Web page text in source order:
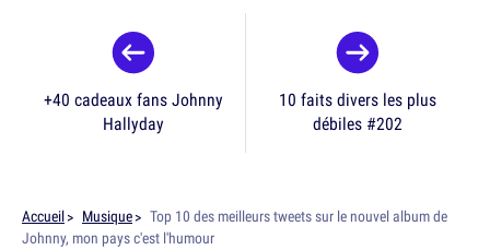
+40 cadeaux fans Johnny
Hallyday
10 faits divers les plus
débiles #202
Accueil Musique
Top 10 des meilleurs tweets sur le nouvel album de
Johnny, mon pays c'est l'humour